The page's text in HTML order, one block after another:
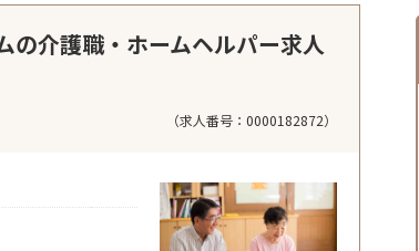
の介護職・ホームヘルパー求人
（求人番号：0000182872）